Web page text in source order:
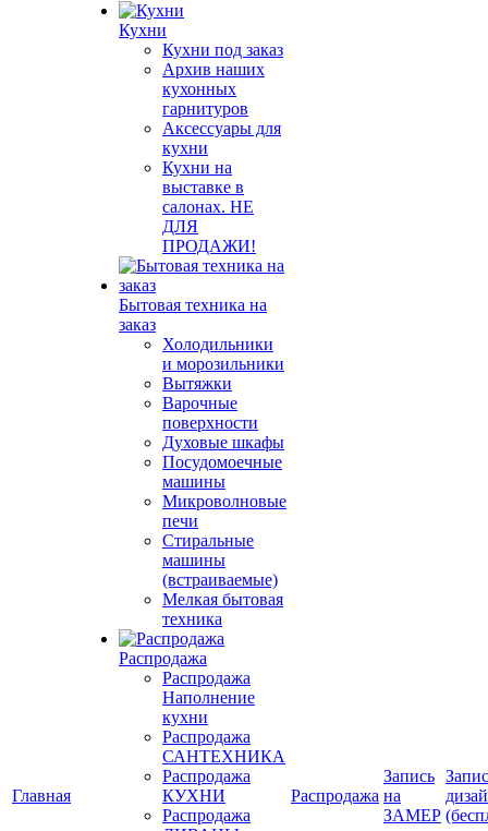
Главная
Кухни
Кухни под заказ
Архив наших
кухонных
гарнитуров
Аксессуары для
кухни
Кухни на
выставке в
салонах. НЕ
ДЛЯ
ПРОДАЖИ!
Бытовая техника на
заказ
Холодильники
и морозильники
Вытяжки
Варочные
поверхности
Духовые шкафы
Посудомоечные
машины
Микроволновые
печи
Стиральные
машины
(встраиваемые)
Мелкая бытовая
техника
Распродажа
Распродажа
Наполнение
кухни
Распродажа
САНТЕХНИКА
Распродажа
КУХНИ
Распродажа
Распродажа
Запись
на
ЗАМЕР